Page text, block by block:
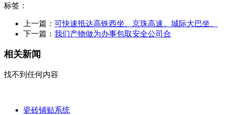
标签：
上一篇： 可快速抵达高铁西坐、京珠高速、城际大巴坐、
下一篇： 我们产物做为办事包取安全公司合
相关新闻
找不到任何内容
瓷砖铺贴系统